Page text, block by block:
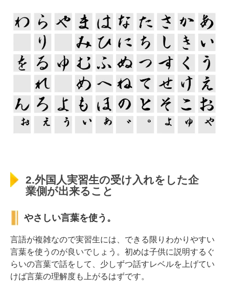
2.外国人実習生の受け入れをした企
業側が出来ること
やさしい言葉を使う。
言語が複雑なので実習生には、できる限りわかりやすい
言葉を使うのが良いでしょう。初めは子供に説明するぐ
らいの言葉で話をして、少しずつ話すレベルを上げてい
けば言葉の理解度も上がるはずです。